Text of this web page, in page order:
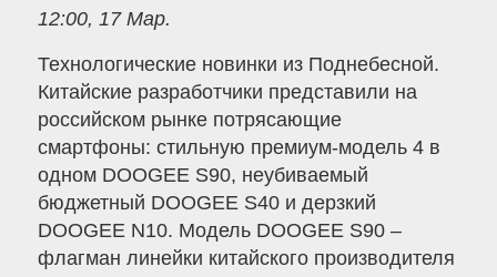
12:00, 17 Мар.
Технологические новинки из Поднебесной.
Китайские разработчики представили на
российском рынке потрясающие
смартфоны: стильную премиум-модель 4 в
одном DOOGEE S90, неубиваемый
бюджетный DOOGEE S40 и дерзкий
DOOGEE N10. Модель DOOGEE S90 –
флагман линейки китайского производителя